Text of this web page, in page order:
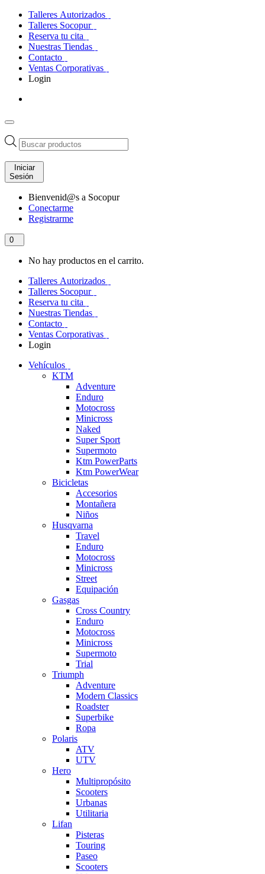
Talleres Autorizados
Talleres Socopur
Reserva tu cita
Nuestras Tiendas
Contacto
Ventas Corporativas
Login
Búsqueda
de
productos
Iniciar
Sesión
Bienvenid@s a Socopur
Conectarme
Registrarme
0
No hay productos en el carrito.
Talleres Autorizados
Talleres Socopur
Reserva tu cita
Nuestras Tiendas
Contacto
Ventas Corporativas
Login
Vehículos
KTM
Adventure
Enduro
Motocross
Minicross
Naked
Super Sport
Supermoto
Ktm PowerParts
Ktm PowerWear
Bicicletas
Accesorios
Montañera
Niños
Husqvarna
Travel
Enduro
Motocross
Minicross
Street
Equipación
Gasgas
Cross Country
Enduro
Motocross
Minicross
Supermoto
Trial
Triumph
Adventure
Modern Classics
Roadster
Superbike
Ropa
Polaris
ATV
UTV
Hero
Multipropósito
Scooters
Urbanas
Utilitaria
Lifan
Pisteras
Touring
Paseo
Scooters